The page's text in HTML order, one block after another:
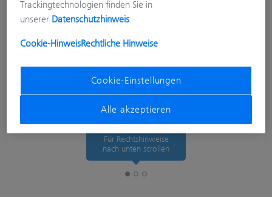
Tracking Preferences
Für Rechtshinweise
nach unten scrollen
Trackingtechnologien finden Sie in
unserer Datenschutzhinweis.
Cookie-HinweisRechtliche Hinweise
Cookie-Einstellungen
Alle akzeptieren